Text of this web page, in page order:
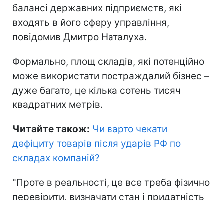
балансі державних підприємств, які
входять в його сферу управління,
повідомив Дмитро Наталуха.
Формально, площ складів, які потенційно
може використати постраждалий бізнес –
дуже багато, це кілька сотень тисяч
квадратних метрів.
Читайте також: Чи варто чекати
дефіциту товарів після ударів РФ по
складах компаній?
"Проте в реальності, це все треба фізично
перевірити, визначати стан і придатність